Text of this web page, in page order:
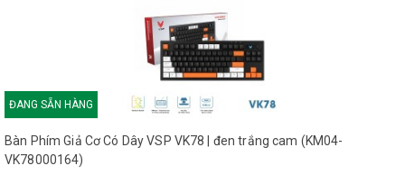
ĐANG SẴN HÀNG
Bàn Phím Giả Cơ Có Dây VSP VK78 | đen trắng cam (KM04-
VK78000164)